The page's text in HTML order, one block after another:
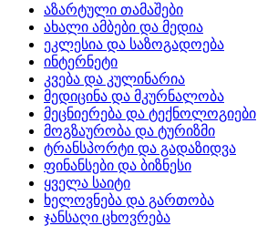
აზარტული თამაშები
ახალი ამბები და მედია
ეკლესია და საზოგადოება
ინტერნეტი
კვება და კულინარია
მედიცინა და მკურნალობა
მეცნიერება და ტექნოლოგიები
მოგზაურობა და ტურიზმი
ტრანსპორტი და გადაზიდვა
ფინანსები და ბიზნესი
ყველა საიტი
ხელოვნება და გართობა
ჯანსაღი ცხოვრება